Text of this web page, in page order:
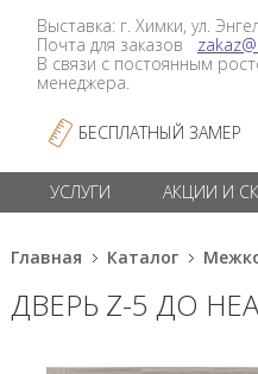
Выставка: г. Химки, ул.
Почта для заказов
В связи с постоянным
менеджера.
БЕСПЛАТНЫЙ ЗАМЕР
УСЛУГИ АКЦИИ И
Главная Каталог
ДВЕРЬ Z-5 ДО